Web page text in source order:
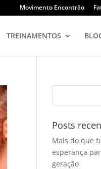
Movimento Encontrão
TREINAMENTOS
Posts
Mais do que
esperança
geração